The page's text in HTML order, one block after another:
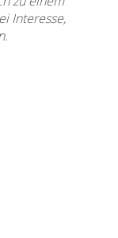
Interesse,